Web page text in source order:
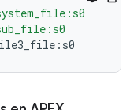
: s0